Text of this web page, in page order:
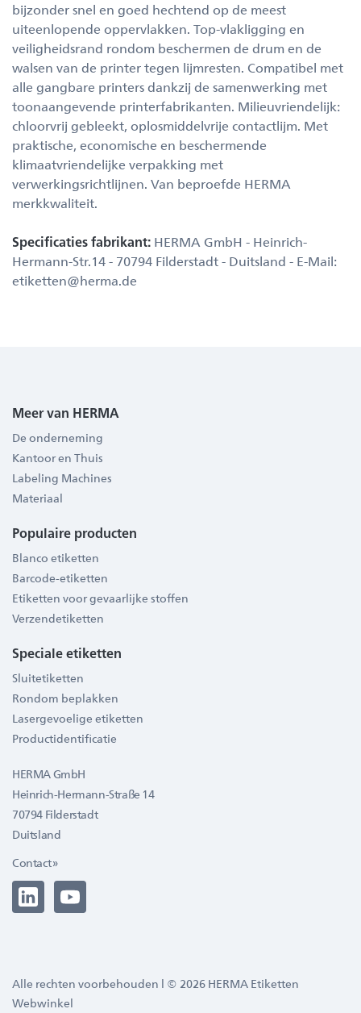
bijzonder snel en goed hechtend op de meest
uiteenlopende oppervlakken. Top-vlakligging en
veiligheidsrand rondom beschermen de drum en de
walsen van de printer tegen lijmresten. Compatibel met
alle gangbare printers dankzij de samenwerking met
toonaangevende printerfabrikanten. Milieuvriendelijk:
chloorvrij gebleekt, oplosmiddelvrije contactlijm. Met
praktische, economische en beschermende
klimaatvriendelijke verpakking met
verwerkingsrichtlijnen. Van beproefde HERMA
merkkwaliteit.
Specificaties fabrikant: HERMA GmbH - Heinrich-
Hermann-Str.14 - 70794 Filderstadt - Duitsland - E-Mail:
etiketten@herma.de
Meer van HERMA
De onderneming
Kantoor en Thuis
Labeling Machines
Materiaal
Populaire producten
Blanco etiketten
Barcode-etiketten
Etiketten voor gevaarlijke stoffen
Verzendetiketten
Speciale etiketten
Sluitetiketten
Rondom beplakken
Lasergevoelige etiketten
Productidentificatie
HERMA GmbH
Heinrich-Hermann-Straße 14
70794 Filderstadt
Duitsland
Contact »
Alle rechten voorbehouden l © 2026 HERMA Etiketten
Webwinkel